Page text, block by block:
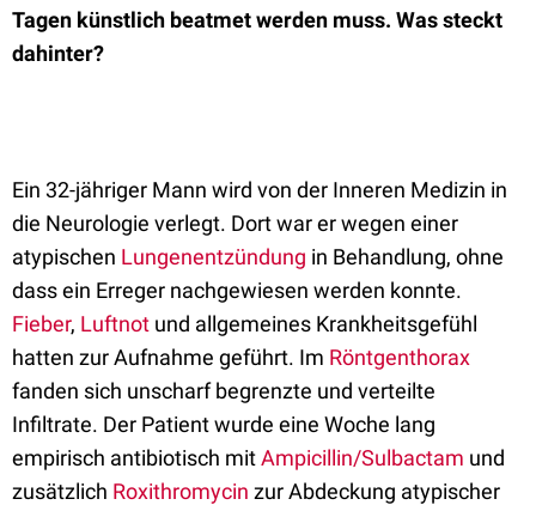
Tagen künstlich beatmet werden muss. Was steckt
dahinter?
Ein 32-jähriger Mann wird von der Inneren Medizin in
die Neurologie verlegt. Dort war er wegen einer
atypischen Lungenentzündung in Behandlung, ohne
dass ein Erreger nachgewiesen werden konnte.
Fieber, Luftnot und allgemeines Krankheitsgefühl
hatten zur Aufnahme geführt. Im Röntgenthorax
fanden sich unscharf begrenzte und verteilte
Infiltrate. Der Patient wurde eine Woche lang
empirisch antibiotisch mitAmpicillin/Sulbactam und
zusätzlich Roxithromycin zur Abdeckung atypischer